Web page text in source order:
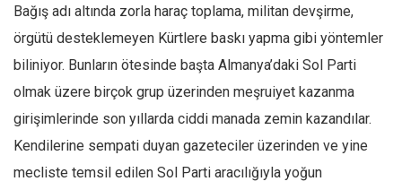
Bağış adı altında zorla haraç toplama, militan devşirme,
örgütü desteklemeyen Kürtlere baskı yapma gibi yöntemler
biliniyor. Bunların ötesinde başta Almanya’daki Sol Parti
olmak üzere birçok grup üzerinden meşruiyet kazanma
girişimlerinde son yıllarda ciddi manada zemin kazandılar.
Kendilerine sempati duyan gazeteciler üzerinden ve yine
mecliste temsil edilen Sol Parti aracılığıyla yoğun